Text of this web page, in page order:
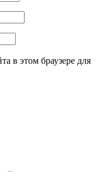
в этом браузере для